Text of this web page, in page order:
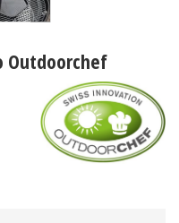
Outdoorchef